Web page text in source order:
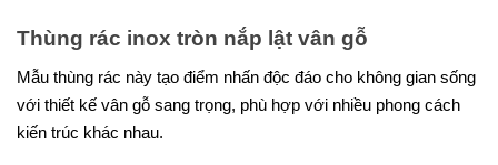
Thùng rác inox tròn nắp lật vân gỗ
Mẫu thùng rác này tạo điểm nhấn độc đáo cho không gian sống
với thiết kế vân gỗ sang trọng, phù hợp với nhiều phong cách
kiến trúc khác nhau.